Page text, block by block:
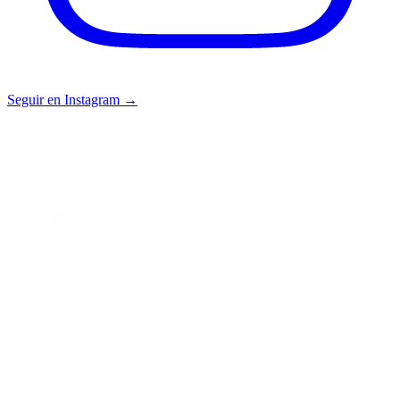
Seguir en Instagram →